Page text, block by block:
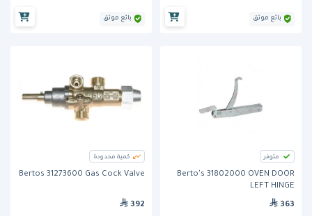
بائع موثق بائع موثق
متوفر
Berto's 31802000 OVEN DOOR
LEFT HINGE
363
كمية محدودة
Bertos 31273600 Gas Cock Valve
392